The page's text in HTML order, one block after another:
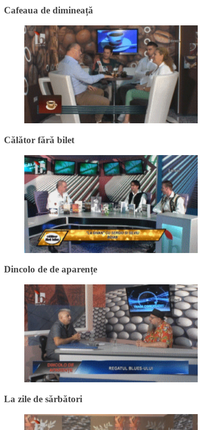
Cafeaua de dimineață
Călător fără bilet
Dincolo de de aparențe
La zile de sărbători